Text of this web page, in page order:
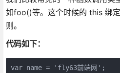
如foo()等。这个时候的 this 绑
则。
代码如下：
var name = 'fly63前端网';